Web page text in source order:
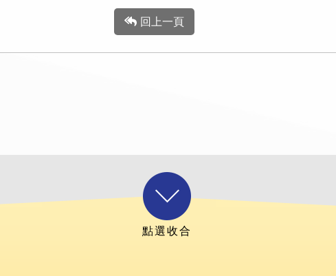
回上一頁